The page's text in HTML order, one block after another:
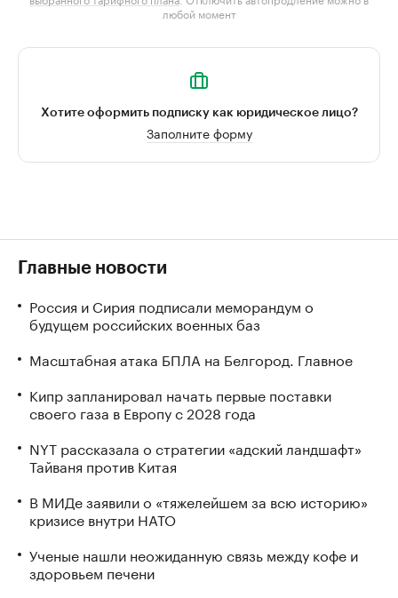
любой момент
Хотите оформить подписку как юридическое лицо?
Заполните форму
Главные новости
Россия и Сирия подписали меморандум о
будущем российских военных баз
Масштабная атака БПЛА на Белгород. Главное
Кипр запланировал начать первые поставки
своего газа в Европу с 2028 года
NYT рассказала о стратегии «адский ландшафт»
Тайваня против Китая
В МИДе заявили о «тяжелейшем за всю историю»
кризисе внутри НАТО
Ученые нашли неожиданную связь между кофе и
здоровьем печени